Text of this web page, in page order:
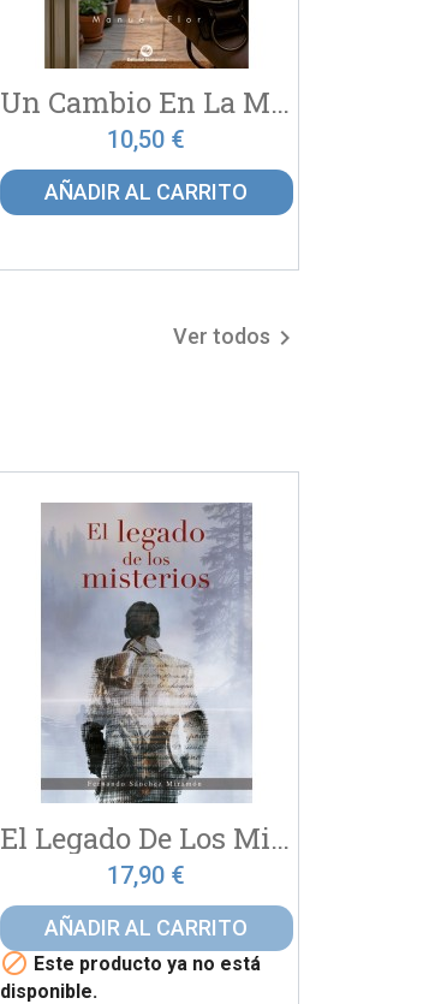
Un Cambio En La Mañana
10,50 €
AÑADIR AL CARRITO
Ver todos 
El Legado De Los Misterios
17,90 €
AÑADIR AL CARRITO
 Este producto ya no está
disponible.